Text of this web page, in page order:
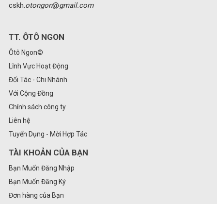
cskh.otongon@gmail.com
TT. ÔTÔ NGON
Ôtô Ngon©
Lĩnh Vực Hoạt Động
Đối Tác - Chi Nhánh
Với Cộng Đồng
Chính sách công ty
Liên hệ
Tuyển Dụng - Mời Hợp Tác
TÀI KHOẢN CỦA BẠN
Bạn Muốn Đăng Nhập
Bạn Muốn Đăng Ký
Đơn hàng của Bạn